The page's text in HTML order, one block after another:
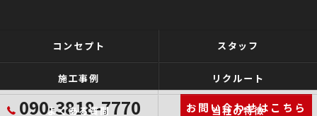
090-3818-7770 お問い合わせはこちら
コンセプト スタッフ
施工事例 リクルート
よくある質問 当社の特徴